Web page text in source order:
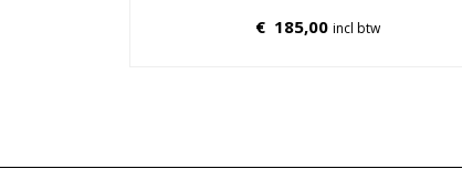
€ 185,00 incl btw